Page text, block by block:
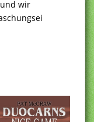
wir